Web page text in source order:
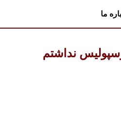
ما
نداشتم